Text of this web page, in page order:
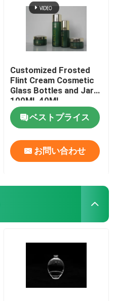
Customized Frosted
Flint Cream Cosmetic
Glass Bottles and Jars
100ML 40ML
ベストプライス
お問い合わせ